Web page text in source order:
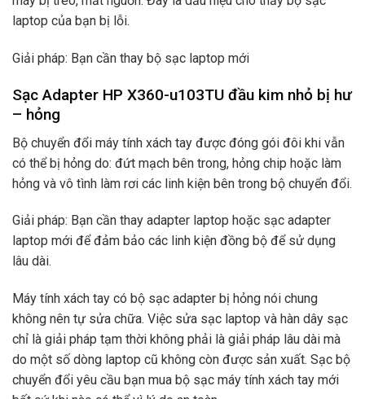
laptop của bạn bị lỗi.
Giải pháp: Bạn cần thay bộ sạc laptop mới
Sạc Adapter HP X360-u103TU đầu kim nhỏ bị hư
– hỏng
Bộ chuyển đổi máy tính xách tay được đóng gói đôi khi vẫn
có thể bị hỏng do: đứt mạch bên trong, hỏng chip hoặc làm
hỏng và vô tình làm rơi các linh kiện bên trong bộ chuyển đổi.
Giải pháp: Bạn cần thay adapter laptop hoặc sạc adapter
laptop mới để đảm bảo các linh kiện đồng bộ để sử dụng
lâu dài.
Máy tính xách tay có bộ sạc adapter bị hỏng nói chung
không nên tự sửa chữa. Việc sửa sạc laptop và hàn dây sạc
chỉ là giải pháp tạm thời không phải là giải pháp lâu dài mà
do một số dòng laptop cũ không còn được sản xuất. Sạc bộ
chuyển đổi yêu cầu bạn mua bộ sạc máy tính xách tay mới